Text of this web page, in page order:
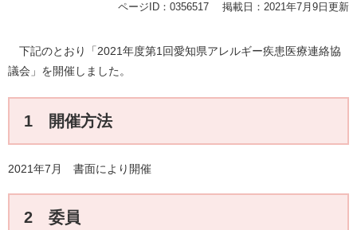
ページID：0356517 掲載日：2021年7月9日更新
下記のとおり「2021年度第1回愛知県アレルギー疾患医療連絡協
議会」を開催しました。
1 開催方法
2021年7月 書面により開催
2 委員